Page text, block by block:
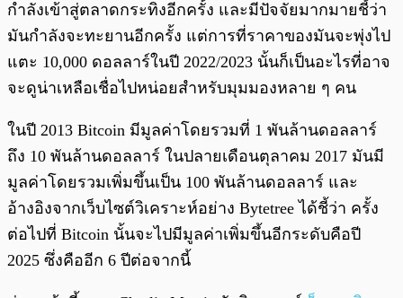
กำลังเข้าสู่ตลาดกระทิงอีกครั้ง และมีปัจจัยมากมายชี้ว่า
มันกำลังจะทะยานอีกครั้ง แต่การที่ราคาของมันจะพุ่งไป
แตะ 10,000 ดอลลาร์ในปี 2022/2023 นั้นก็เป็นอะไรที่อาจ
จะดูน่าเหลือเชื่อไปหน่อยสำหรับมุมมองหลาย ๆ คน
ในปี 2013 Bitcoin มีมูลค่าโดยรวมที่ 1 พันล้านดอลลาร์
ถึง 10 พันล้านดอลลาร์ ในปลายเดือนตุลาคม 2017 มันมี
มูลค่าโดยรวมเพิ่มขึ้นเป็น 100 พันล้านดอลลาร์ และ
อ้างอิงจากเว็บไซต์วิเคราะห์อย่าง Bytetree ได้ชี้ว่า ครั้ง
ต่อไปที่ Bitcoin นั้นจะไปมีมูลค่าเพิ่มขึ้นอีกระดับคือปี
2025 ซึ่งคืออีก 6 ปีต่อจากนี้